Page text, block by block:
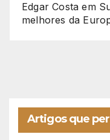
Edgar Costa em
melhores da
Artigos que